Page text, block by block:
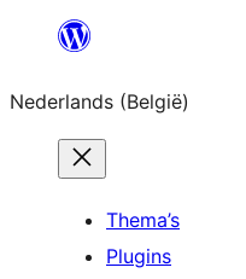
Spring
de
inhoud
Nederlands (België)
Thema’s
Plugins